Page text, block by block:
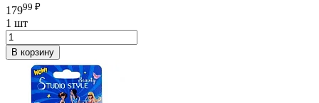
17999 ₽
1 шт
В корзину